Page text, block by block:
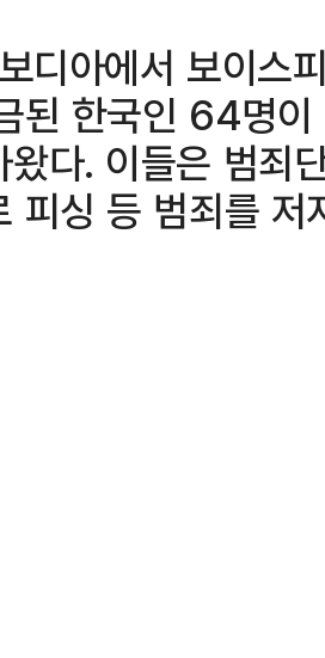
디아에서 보이스
된 한국인 64명
다. 이들은 범죄
피싱 등 범죄를